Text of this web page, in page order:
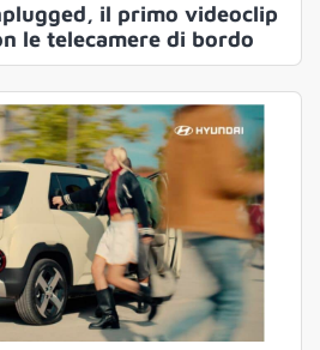
il primo videoclip
le telecamere di bordo